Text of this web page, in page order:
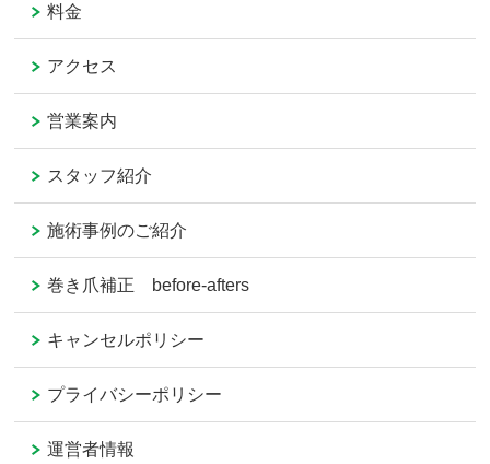
料金
アクセス
営業案内
スタッフ紹介
施術事例のご紹介
巻き爪補正 before-afters
キャンセルポリシー
プライバシーポリシー
運営者情報